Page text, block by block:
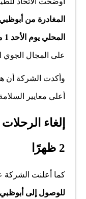
المحلي يوم الأحد 1 مارس
على المجال الجوي
وأكدت الشركة أن
أعلى معايير
إلغاء
2 ظهرًا
كما أعلنت الشركة